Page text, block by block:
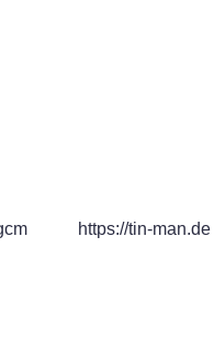
https://tin-man.de